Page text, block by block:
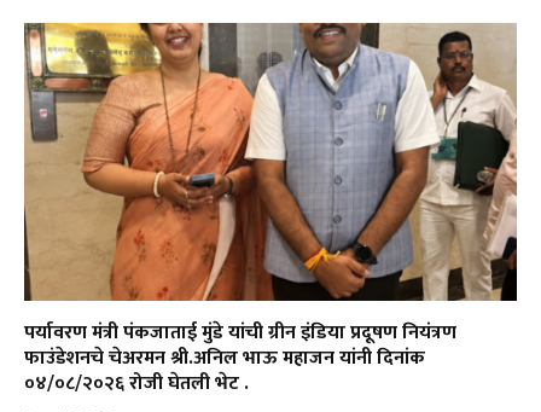
पर्यावरण मंत्री पंकजाताई मुंडे यांची ग्रीन इंडिया प्रदूषण नियंत्रण
फाउंडेशनचे चेअरमन श्री.अनिल भाऊ महाजन यांनी दिनांक
०४/०८/२०२६ रोजी घेतली भेट .